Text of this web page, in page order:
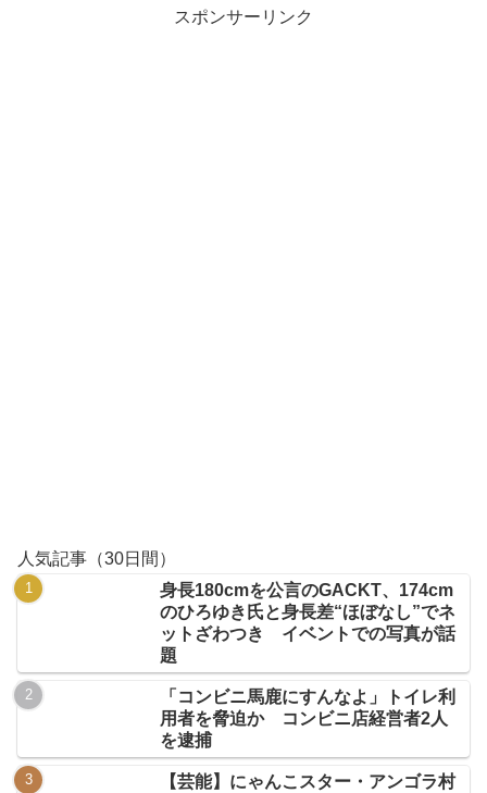
スポンサーリンク
人気記事（30日間）
身長180cmを公言のGACKT、174cm
のひろゆき氏と身長差“ほぼなし”でネ
ットざわつき イベントでの写真が話
題
「コンビニ馬鹿にすんなよ」トイレ利
用者を脅迫か コンビニ店経営者2人
を逮捕
【芸能】にゃんこスター・アンゴラ村